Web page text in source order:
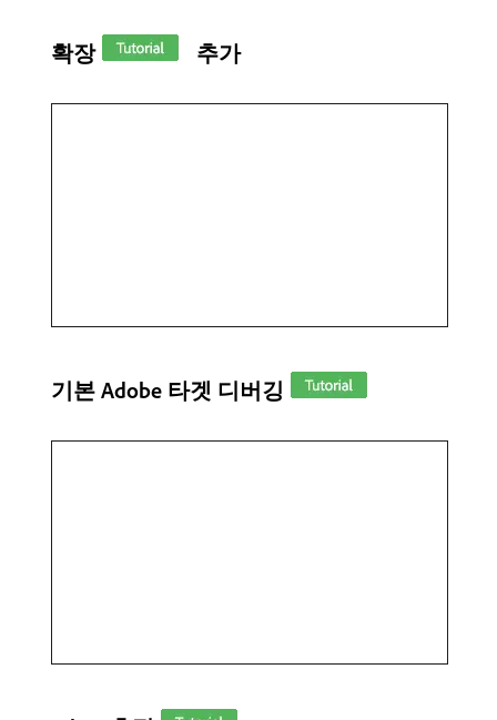
확장 추가
기본 Adobe 타겟 디버깅